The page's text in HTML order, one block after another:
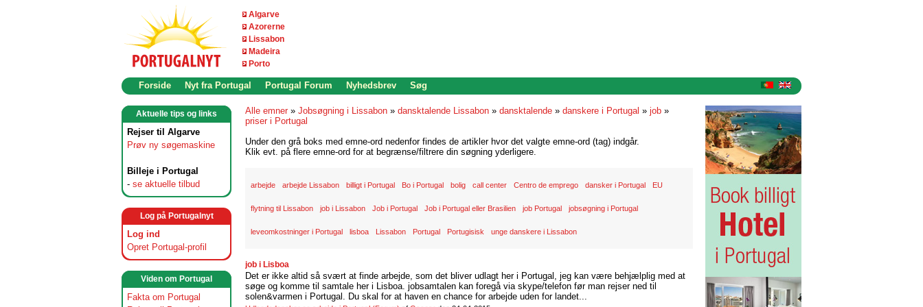
Algarve
Azorerne
Lissabon
Madeira
Porto
Forside Nyt fra Portugal Portugal Forum Nyhedsbrev Søg
Aktuelle tips og links
Rejser til Algarve
Prøv ny søgemaskine
Billeje i Portugal
- se aktuelle tilbud
Log på Portugalnyt
Log ind
Opret Portugal-profil
Viden om Portugal
Fakta om Portugal
Alle emner » Jobsøgning i Lissabon » dansktalende Lissabon » dansktalende » danskere i Portugal » job »
priser i Portugal
Under den grå boks med emne-ord nedenfor findes de artikler hvor det valgte emne-ord (tag) indgår.
Klik evt. på flere emne-ord for at begrænse/filtrere din søgning yderligere.
arbejde arbejde Lissabon billigt i Portugal Bo i Portugal bolig call center Centro de emprego dansker i Portugal EU
flytning til Lissabon job i Lissabon Job i Portugal Job i Portugal eller Brasilien job Portugal jobsøgning i Portugal
leveomkostninger i Portugal lisboa Lissabon Portugal Portugisisk unge danskere i Lissabon
job i Lisboa
Det er ikke altid så svært at finde arbejde, som det bliver udlagt her i Portugal, jeg kan være behjælplig med at
søge og komme til samtale her i Lisboa. jobsamtalen kan foregå via skype/telefon før man rejser ned til
solen&varmen i Portugal. Du skal for at haven en chance for arbejde uden for landet...